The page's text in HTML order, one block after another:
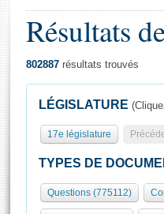
Présidence
577 députés
Groupes politiques
Séance publique
Commissions et
Europe et
Général
Rôle et pouvoirs de
Organisation de
Visiter l'Assemblée
Visite virtuelle du
Assister à une séance
Résultats
802887 résultats trouvés
LÉGISLATURE
17e législature
TYPES DE
Questions (775112)